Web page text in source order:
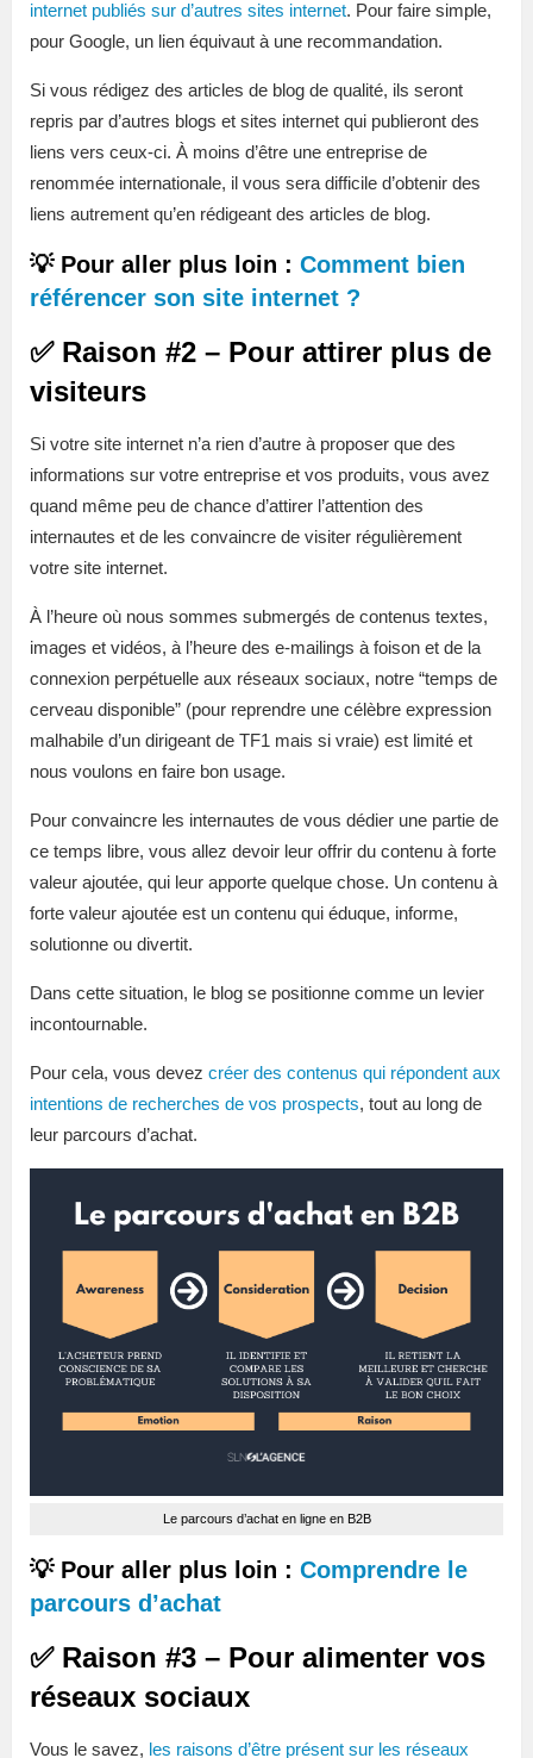
internet publiés sur d’autres sites internet. Pour faire simple,
pour Google, un lien équivaut à une recommandation.
Si vous rédigez des articles de blog de qualité, ils seront
repris par d’autres blogs et sites internet qui publieront des
liens vers ceux-ci. À moins d’être une entreprise de
renommée internationale, il vous sera difficile d’obtenir des
liens autrement qu’en rédigeant des articles de blog.
💡 Pour aller plus loin : Comment bien
référencer son site internet ?
✅ Raison #2 – Pour attirer plus de
visiteurs
Si votre site internet n’a rien d’autre à proposer que des
informations sur votre entreprise et vos produits, vous avez
quand même peu de chance d’attirer l’attention des
internautes et de les convaincre de visiter régulièrement
votre site internet.
À l’heure où nous sommes submergés de contenus textes,
images et vidéos, à l’heure des e-mailings à foison et de la
connexion perpétuelle aux réseaux sociaux, notre “temps de
cerveau disponible” (pour reprendre une célèbre expression
malhabile d’un dirigeant de TF1 mais si vraie) est limité et
nous voulons en faire bon usage.
Pour convaincre les internautes de vous dédier une partie de
ce temps libre, vous allez devoir leur offrir du contenu à forte
valeur ajoutée, qui leur apporte quelque chose. Un contenu à
forte valeur ajoutée est un contenu qui éduque, informe,
solutionne ou divertit.
Dans cette situation, le blog se positionne comme un levier
incontournable.
Pour cela, vous devez créer des contenus qui répondent aux
intentions de recherches de vos prospects, tout au long de
leur parcours d’achat.
Le parcours d’achat en ligne en B2B
💡 Pour aller plus loin : Comprendre le
parcours d’achat
✅ Raison #3 – Pour alimenter vos
réseaux sociaux
Vous le savez, les raisons d’être présent sur les réseaux